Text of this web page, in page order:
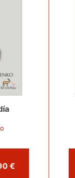
Comprar por 15,90 €